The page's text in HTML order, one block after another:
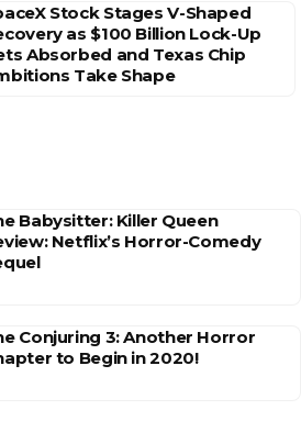
Stock Stages V-Shaped
as $100 Billion Lock-Up
Absorbed and Texas Chip
Take Shape
Babysitter: Killer Queen
Netflix’s Horror-Comedy
Conjuring 3: Another Horror
to Begin in 2020!